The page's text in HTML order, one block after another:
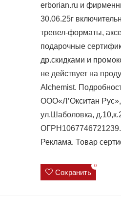
erborian.ru и
30.06.25г
тревел-форматы,
подарочные
др.скидками и
не действует на
Alchemist.
ООО«Л’Окситан Рус»,
ул.Шаболовка,
Реклама. Товар
Сохранить
0